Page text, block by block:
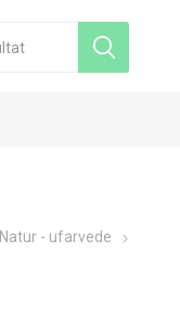
Natur - ufarvede